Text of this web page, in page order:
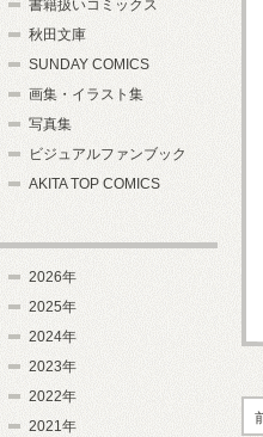
書籍扱いコミックス
秋田文庫
SUNDAY COMICS
画集・イラスト集
写真集
ビジュアルファンブック
AKITA TOP COMICS
2026年
2025年
2024年
2023年
2022年
2021年